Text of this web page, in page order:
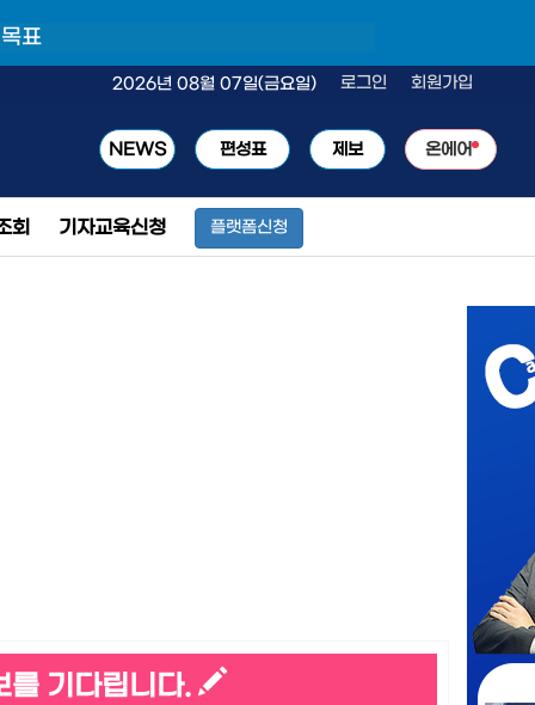
표
2026년 08월 07일(금요일) 로그인 회원가입
NEWS 편성표 제보 온에어
회 기자교육신청 플랫폼신청
기다립니다.